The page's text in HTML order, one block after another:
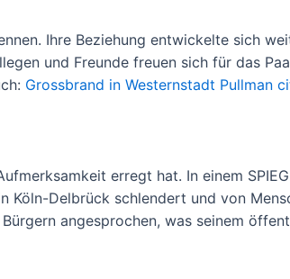
Ihre Beziehung entwickelte sich
und Freunde freuen sich für das
Grossbrand in Westernstadt Pullman
erregt hat. In einem
Köln-Delbrück schlendert und von
angesprochen, was seinem